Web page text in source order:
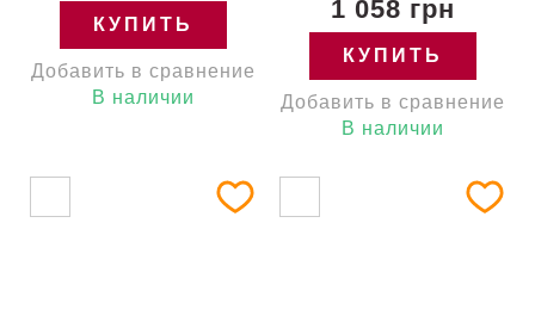
КУПИТЬ
Добавить в сравнение
В наличии
1 058 грн
КУПИТЬ
Добавить в сравнение
В наличии